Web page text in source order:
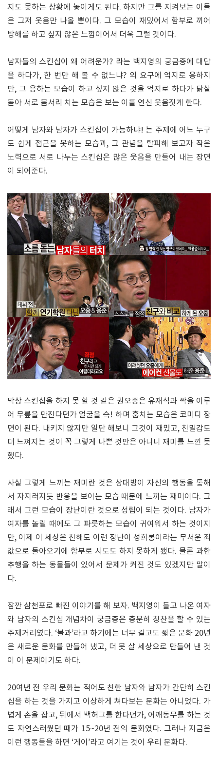
지도 못하는 상황에 놓이게도 된다. 하지만 그를 지켜보는 이들
은 그저 웃음만 나올 뿐이다. 그 모습이 재밌어서 함부로 끼어
방해를 하고 싶지 않은 느낌이어서 더욱 그럴 것이다.
남자들의 스킨십이 왜 어려운가? 라는 백지영의 궁금증에 대답
을 하다가, 한 번만 해 볼 수 없느냐? 의 요구에 억지로 응하지
만, 그 응하는 모습이 하고 싶지 않은 것을 억지로 하다가 닭살
돋아 서로 몸서리 치는 모습은 보는 이를 연신 웃음짓게 한다.
어떻게 남자와 남자가 스킨십이 가능하냐! 는 주제에 어느 누구
도 쉽게 접근을 못하는 모습과, 그 관념을 탈피해 보고자 작은
노력으로 서로 나누는 스킨십은 많은 웃음을 만들어 내는 장면
이 되어준다.
막상 스킨십을 하지 못 할 것 같은 권오중은 유재석과 짝을 이루
어 무릎을 만진다던가 얼굴을 슥! 하며 훔치는 모습은 코미디 장
면이 된다. 내키지 않지만 일단 해보니 그것이 재밌고, 친밀감도
더 느껴지는 것이 꼭 그렇게 나쁜 것만은 아니니 재미를 느낀 듯
했다.
사실 그렇게 느끼는 재미란 것은 상대방이 자신의 행동을 통해
서 자지러지듯 반응을 보이는 모습 때문에 느끼는 재미이다. 그
래서 그런 모습이 장난이란 것으로 성립이 되는 것이다. 남자가
여자를 놀릴 때에도 그 파릇하는 모습이 귀여워서 하는 것이지
만, 이제 이 세상은 친해도 이런 장난이 성희롱이라는 무서운 죄
값으로 돌아오기에 함부로 시도도 하지 못하게 됐다. 물론 과한
추행을 하는 동물들이 있어서 문제가 커진 것도 있겠지만 말이
다.
잠깐 삼천포로 빠진 이야기를 해 보자. 백지영이 들고 나온 여자
와 남자의 스킨십 개념차이 궁금증은 충분히 칭찬을 할 수 있는
주제거리였다. ‘불과’라고 하기에는 너무 길고도 짧은 문화 20년
은 새로운 문화를 만들어 냈고, 더 못 살 세상으로 만들어 낸 것
이 이 문제이기도 하다.
20여년 전 우리 문화는 적어도 친한 남자와 남자가 간단히 스킨
십을 하는 것을 가지고 이상하게 쳐다보는 문화는 아니었다. 가
볍게 손을 잡고, 뒤에서 백허그를 한다던가, 어깨동무를 하는 것
도 자연스러웠던 때가 15~20년 전의 문화였다. 그러나 지금은
이런 행동들을 하면 ‘게이’라고 여기는 것이 우리 문화다.